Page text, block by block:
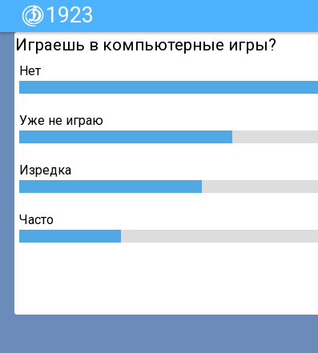
1923
Играешь в компьютерные игры?
Нет
Уже не играю
Изредка
Часто